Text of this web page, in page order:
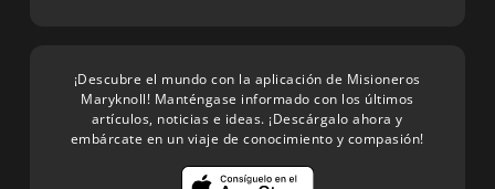
¡Descubre el mundo con la aplicación de Misioneros
Maryknoll! Manténgase informado con los últimos
artículos, noticias e ideas. ¡Descárgalo ahora y
embárcate en un viaje de conocimiento y compasión!